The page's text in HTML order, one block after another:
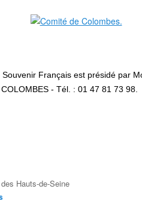
Français est présidé par
- Tél. : 01 47 81 73 98.
Hauts-de-Seine